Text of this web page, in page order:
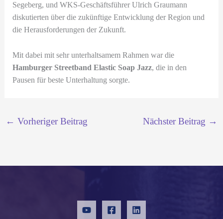
Segeberg, und WKS-Geschäftsführer Ulrich Graumann
diskutierten über die zukünftige Entwicklung der Region und
die Herausforderungen der Zukunft.
Mit dabei mit sehr unterhaltsamem Rahmen war die
Hamburger Streetband Elastic Soap Jazz, die in den
Pausen für beste Unterhaltung sorgte.
← Vorheriger Beitrag Nächster Beitrag →